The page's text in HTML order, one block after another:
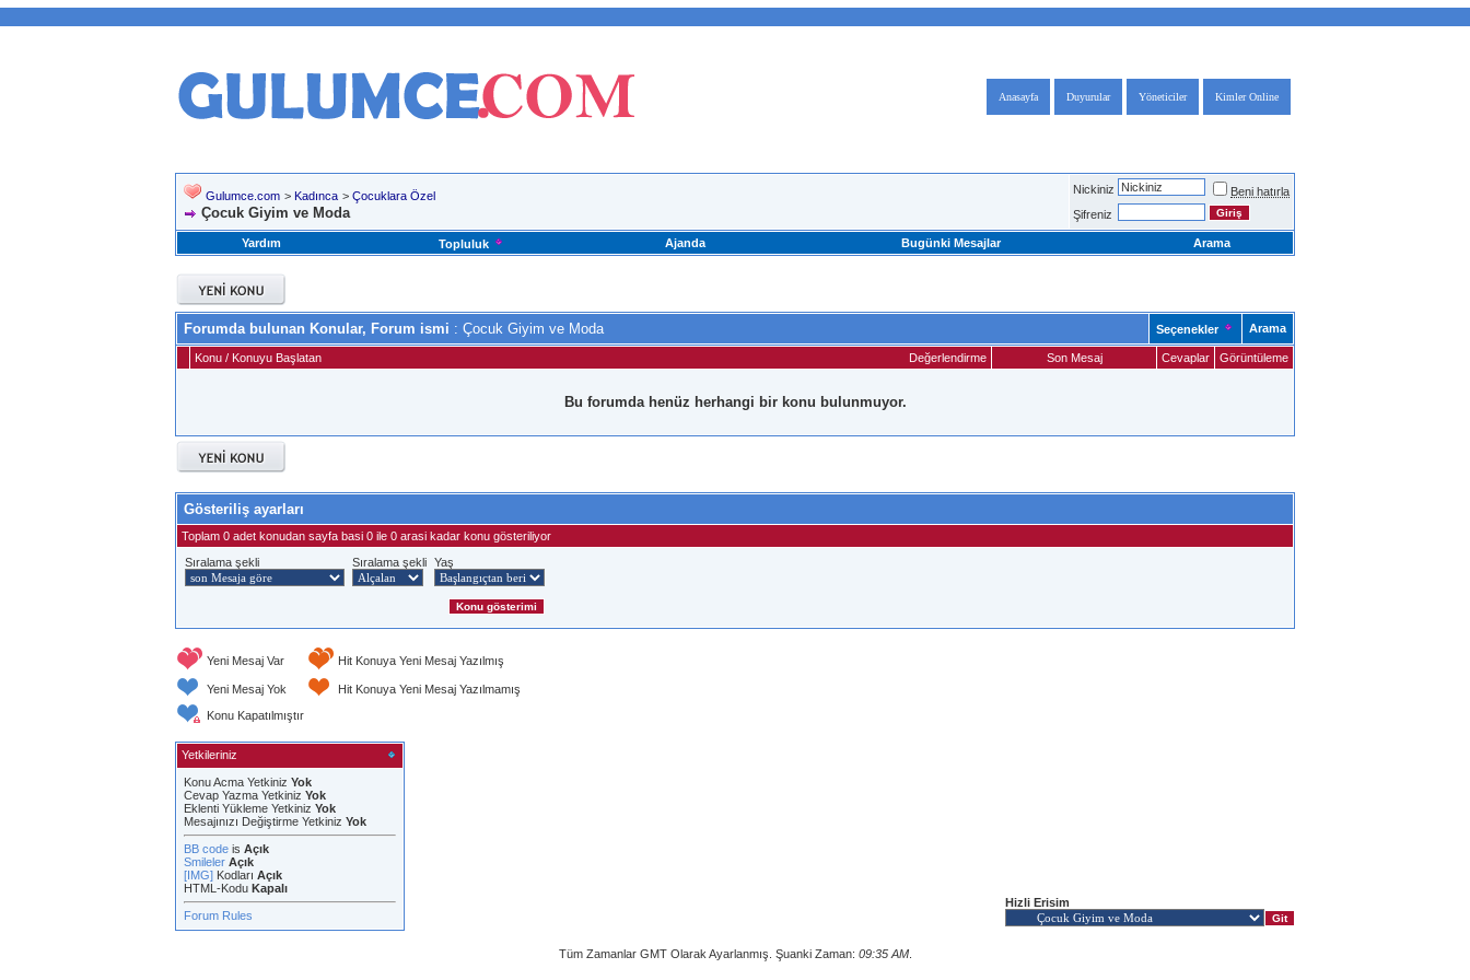
Kimler Online
Yöneticiler
Duyurular
Anasayfa
Gulumce.com > Kadınca > Çocuklara Özel
Çocuk Giyim ve Moda
Nickiniz
Beni hatırla
Şifreniz
Yardım Topluluk Ajanda Bugünki Mesajlar Arama
Forumda bulunan Konular, Forum ismi : Çocuk Giyim ve Moda Seçenekler Arama
Değerlendirme
Konu / Konuyu Başlatan Son Mesaj Cevaplar Görüntüleme
Bu forumda henüz herhangi bir konu bulunmuyor.
Gösteriliş ayarları
Toplam 0 adet konudan sayfa basi 0 ile 0 arasi kadar konu gösteriliyor
Sıralama şekli
Sıralama şekli Yaş
Yeni Mesaj Var Hit Konuya Yeni Mesaj Yazılmış
Yeni Mesaj Yok
Hit Konuya Yeni Mesaj Yazılmamış
Konu Kapatılmıştır
Yetkileriniz
Konu Acma Yetkiniz Yok
Cevap Yazma Yetkiniz Yok
Eklenti Yükleme Yetkiniz Yok
Mesajınızı Değiştirme Yetkiniz Yok
BB code is Açık
Smileler Açık
[IMG] Kodları Açık
HTML-Kodu Kapalı
Forum Rules
Hizli Erisim
Tüm Zamanlar GMT Olarak Ayarlanmış. Şuanki Zaman: 09:35 AM.